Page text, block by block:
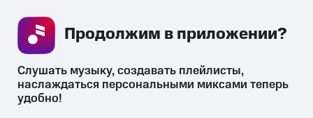
СКАЧАТЬ ПРИЛОЖЕНИЕ
Слушать музыку, создавать плейлисты,
наслаждаться персональными миксами теперь
удобно!